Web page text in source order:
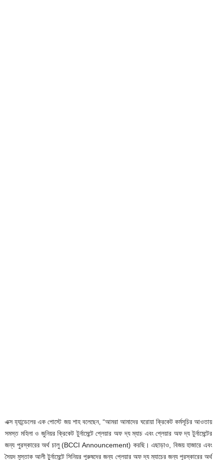
এক্স হ্যান্ডেলের এক পোস্টে জয় শাহ বলেছেন, “আমরা আমাদের ঘরোয়া ক্রিকেট কর্মসূচির আওতায়
সমস্ত মহিলা ও জুনিয়র ক্রিকেট টুর্নামেন্টে প্লেয়ার অফ দ্য ম্যাচ এবং প্লেয়ার অফ দ্য টুর্নামেন্টের
জন্য পুরস্কারের অর্থ চালু (BCCI Announcement) করছি। এছাড়াও, বিজয় হাজারে এবং
সৈয়দ মুস্তাক আলী টুর্নামেন্টে সিনিয়র পুরুষদের জন্য প্লেয়ার অফ দ্য ম্যাচের জন্য পুরস্কারের অর্থ